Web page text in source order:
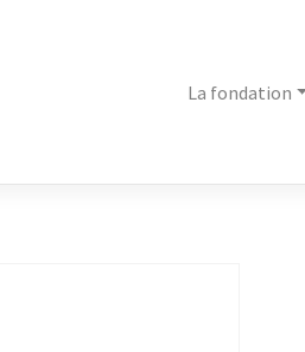
La fondation